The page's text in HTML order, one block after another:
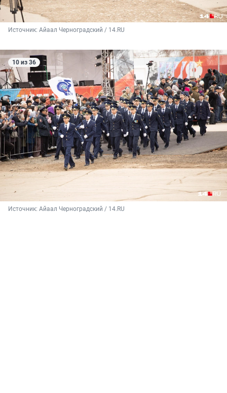
Источник: Айаал Черноградский / 14.RU
10 из 36
Источник: Айаал Черноградский / 14.RU